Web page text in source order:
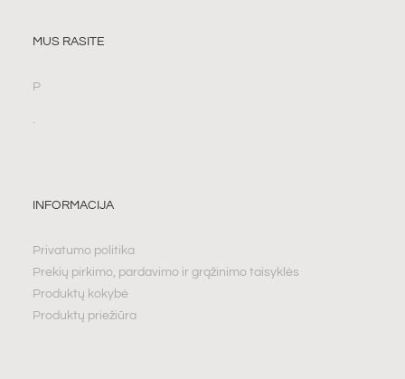
MUS RASITE
P
INFORMACIJA
Privatumo politika
Prekių pirkimo, pardavimo ir grąžinimo taisyklės
Produktų kokybė
Produktų priežiūra